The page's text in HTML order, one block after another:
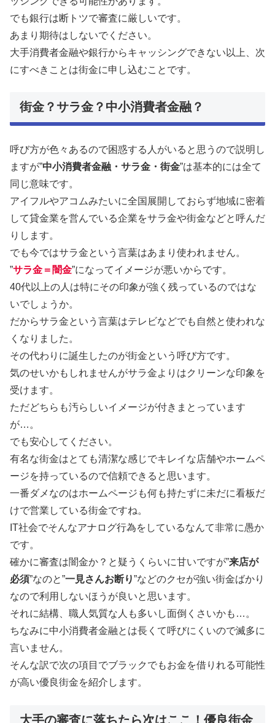
でも銀行は断トツで審査に厳しいです。
あまり期待はしないでください。
大手消費者金融や銀行からキャッシングできない以上、次
にすべきことは街金に申し込むことです。
街金？サラ金？中小消費者金融？
呼び方が色々あるので困惑する人がいると思うので説明し
ますが”中小消費者金融・サラ金・街金”は基本的には全て
同じ意味です。
アイフルやアコムみたいに全国展開しておらず地域に密着
して貸金業を営んでいる企業をサラ金や街金などと呼んだ
りします。
でも今ではサラ金という言葉はあまり使われません。
”サラ金＝闇金”になってイメージが悪いからです。
40代以上の人は特にその印象が強く残っているのではな
いでしょうか。
だからサラ金という言葉はテレビなどでも自然と使われな
くなりました。
その代わりに誕生したのが街金という呼び方です。
気のせいかもしれませんがサラ金よりはクリーンな印象を
受けます。
ただどちらも汚らしいイメージが付きまとっています
が…。
でも安心してください。
有名な街金はとても清潔な感じでキレイな店舗やホームペ
ージを持っているので信頼できると思います。
一番ダメなのはホームページも何も持たずに未だに看板だ
けで営業している街金ですね。
IT社会でそんなアナログ行為をしているなんて非常に愚か
です。
確かに審査は闇金か？と疑うくらいに甘いですが”来店が
必須”なのと”一見さんお断り”などのクセが強い街金ばかり
なので利用しないほうが良いと思います。
それに結構、職人気質な人も多いし面倒くさいかも…。
ちなみに中小消費者金融とは長くて呼びにくいので滅多に
言いません。
そんな訳で次の項目でブラックでもお金を借りれる可能性
が高い優良街金を紹介します。
大手の審査に落ちたら次はここ！優良街金